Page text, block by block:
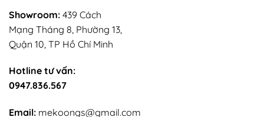
Showroom: 439 Cách
Mạng Tháng 8, Phường 13,
Quận 10, TP Hồ Chí Minh
Hotline tư vấn:
0947.836.567
Email: mekoongs@gmail.com